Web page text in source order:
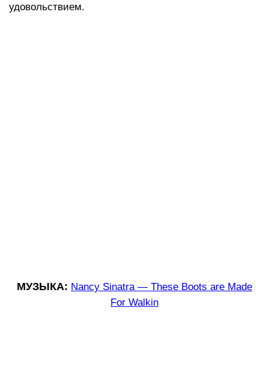
удовольствием.
МУЗЫКА: Nancy Sinatra — These Boots are Made
For Walkin